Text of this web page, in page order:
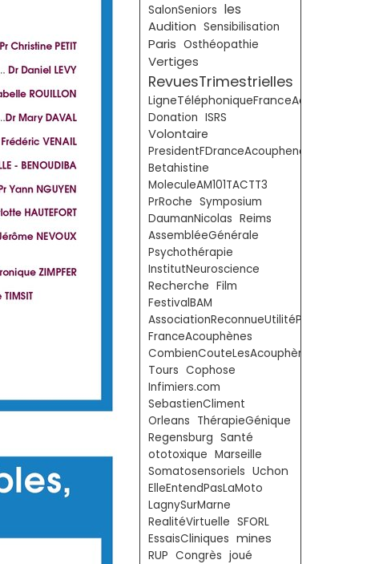
SalonSeniors les
Audition Sensibilisation
Paris Osthéopathie
Vertiges
RevuesTrimestrielles
LigneTéléphoniqueFranceAcouphènes
Donation ISRS
Volontaire
PresidentFDranceAcouphenes
Betahistine
MoleculeAM101TACTT3
PrRoche Symposium
DaumanNicolas Reims
AssembléeGénérale
Psychothérapie
InstitutNeuroscience
Recherche Film
FestivalBAM
AssociationReconnueUtilitéPublique
FranceAcouphènes
CombienCouteLesAcouphènes
Tours Cophose
Infimiers.com
SebastienCliment
Orleans ThérapieGénique
Regensburg Santé
ototoxique Marseille
Somatosensoriels Uchon
ElleEntendPasLaMoto
LagnySurMarne
RealitéVirtuelle SFORL
EssaisCliniques mines
RUP Congrès joué